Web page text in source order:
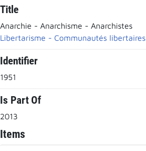
Title
Anarchie - Anarchisme - Anarchistes
Libertarisme - Communautés libertaires
Identifier
1951
Is Part Of
2013
Items